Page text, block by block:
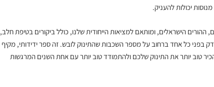
יכולות להעניק.
הישראלים, ומותאם למציאות הייחודית שלנו, כולל ביקורים בטיפת חלב,
בפני כל אחד ברחוב על מספר השכבות שהתינוק לובש. זה ספר ידידותי, מקיף
טוב יותר את התינוק שלכם ולהתמודד טוב יותר עם אחת השנים המרגשות